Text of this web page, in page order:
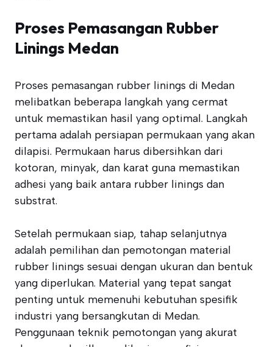
Proses Pemasangan Rubber
Linings Medan
Proses pemasangan rubber linings di Medan
melibatkan beberapa langkah yang cermat
untuk memastikan hasil yang optimal. Langkah
pertama adalah persiapan permukaan yang akan
dilapisi. Permukaan harus dibersihkan dari
kotoran, minyak, dan karat guna memastikan
adhesi yang baik antara rubber linings dan
substrat.
Setelah permukaan siap, tahap selanjutnya
adalah pemilihan dan pemotongan material
rubber linings sesuai dengan ukuran dan bentuk
yang diperlukan. Material yang tepat sangat
penting untuk memenuhi kebutuhan spesifik
industri yang bersangkutan di Medan.
Penggunaan teknik pemotongan yang akurat